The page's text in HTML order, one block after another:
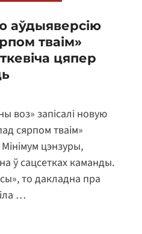
аўдыяверсію
тваім»
цяпер
воз» запісалі новую
сярпом тваім»
Мінімум цэнзуры,
ў сацсетках каманды.
то дакладна пра
…